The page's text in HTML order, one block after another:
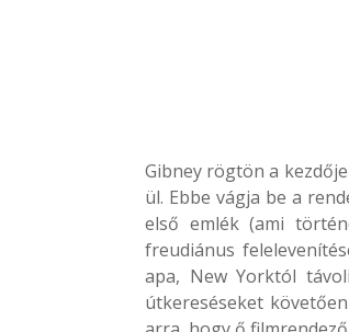
Gibney rögtön a
ül. Ebbe vágja be a
első emlék (ami
freudiánus
apa, New Yorktól
útkereséseket